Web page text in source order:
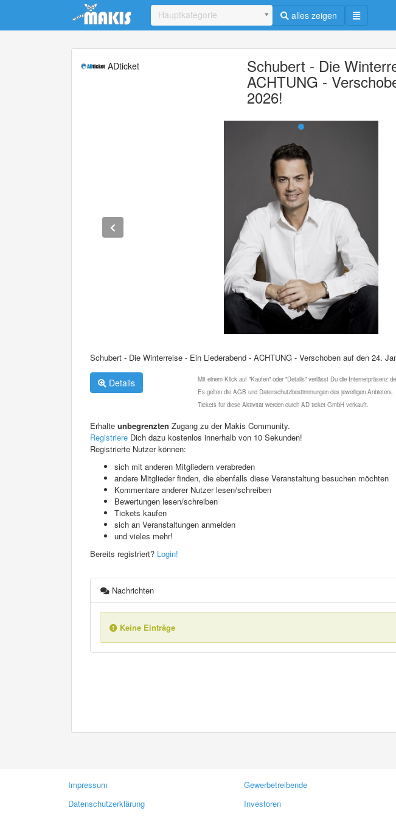
Update cookies preferences
Hauptkategorie alles zeigen
ADticket Schubert - Die
ACHTUNG -
2026!
Schubert - Die Winterreise - Ein Liederabend - ACHTUNG - Verschoben auf den 24.
Details
Mit einem Klick auf "Kaufen" oder "Details" verlässt Du die Internetpräsenz
Es gelten die AGB und Datenschutzbestimmungen des jeweiligen Anbieters.
Tickets für diese Aktivität werden durch AD ticket GmbH verkauft.
Erhalte unbegrenzten Zugang zu der Makis Community.
Registriere Dich dazu kostenlos innerhalb von 10 Sekunden!
Registrierte Nutzer können:
sich mit anderen Mitgliedern verabreden
andere Mitglieder finden, die ebenfalls diese Veranstaltung besuchen möchten
Kommentare anderer Nutzer lesen/schreiben
Bewertungen lesen/schreiben
Tickets kaufen
sich an Veranstaltungen anmelden
und vieles mehr!
Bereits registriert? Login!
Nachrichten
Keine Einträge
Impressum
Datenschutzerklärung
Gewerbetreibende
Investoren